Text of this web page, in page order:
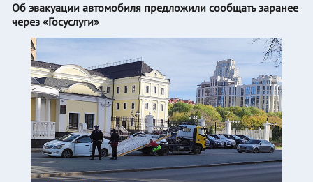
Об эвакуации автомобиля предложили сообщать заранее
через «Госуслуги»